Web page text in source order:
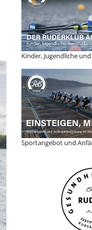
Kinder, Jugendliche
Sportangebot und